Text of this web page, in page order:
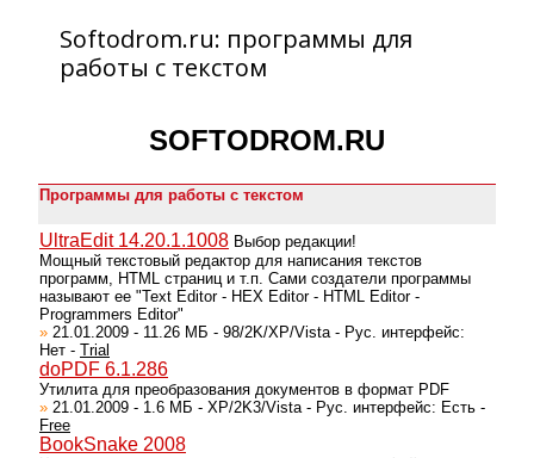
Softodrom.ru: программы для
работы с текстом
SOFTODROM.RU
Программы для работы с текстом
UltraEdit 14.20.1.1008 Выбор редакции!
Мощный текстовый редактор для написания текстов
программ, HTML страниц и т.п. Сами создатели программы
называют ее "Text Editor - HEX Editor - HTML Editor -
Programmers Editor"
» 21.01.2009 - 11.26 МБ - 98/2K/XP/Vista - Рус. интерфейс:
Нет - Trial
doPDF 6.1.286
Утилита для преобразования документов в формат PDF
» 21.01.2009 - 1.6 МБ - XP/2K3/Vista - Рус. интерфейс: Есть -
Free
BookSnake 2008